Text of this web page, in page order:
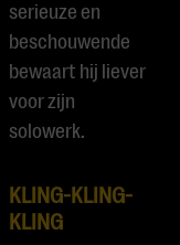
serieuze en
beschouwende
bewaart hij liever
voor zijn
solowerk.
KLING-KLING-
KLING